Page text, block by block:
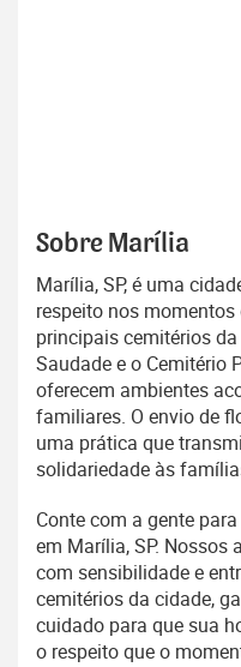
Sobre Marília
Marília, SP, é uma
respeito nos
principais cemitérios
Saudade e o Cemitério
oferecem ambientes
familiares. O envio de
uma prática que
solidariedade às
Conte com a gente
em Marília, SP. Nossos
com sensibilidade e
cemitérios da cidade,
cuidado para que sua
o respeito que o